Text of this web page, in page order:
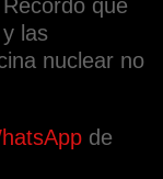
que
las
nuclear no
de